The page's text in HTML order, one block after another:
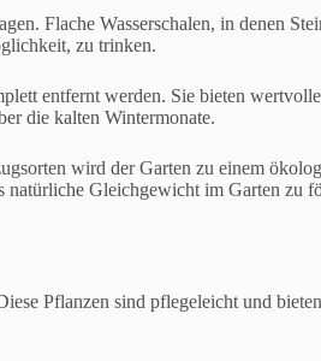
Flache Wasserschalen, in denen
zu trinken.
entfernt werden. Sie bieten wertvolle
die kalten Wintermonate.
wird der Garten zu einem
natürliche Gleichgewicht im Garten zu
Pflanzen sind pflegeleicht und